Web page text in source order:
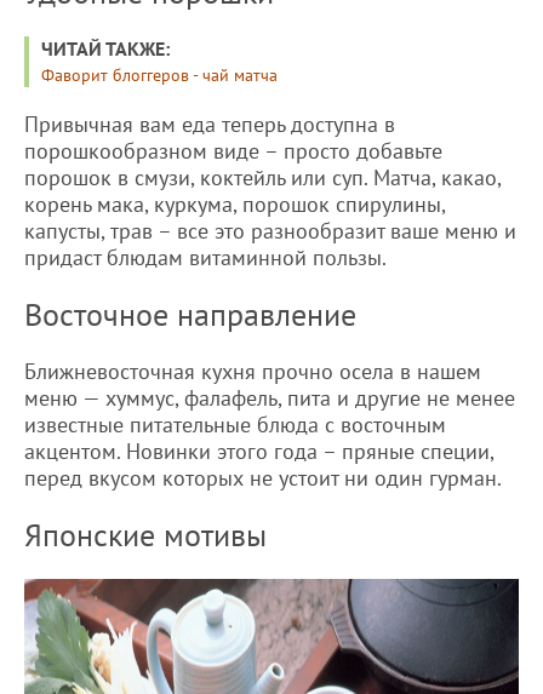
ЧИТАЙ ТАКЖЕ:
Фаворит блоггеров - чай матча
Привычная вам еда теперь доступна в
порошкообразном виде – просто добавьте
порошок в смузи, коктейль или суп. Матча, какао,
корень мака, куркума, порошок спирулины,
капусты, трав – все это разнообразит ваше меню и
придаст блюдам витаминной пользы.
Восточное направление
Ближневосточная кухня прочно осела в нашем
меню — хуммус, фалафель, пита и другие не менее
известные питательные блюда с восточным
акцентом. Новинки этого года – пряные специи,
перед вкусом которых не устоит ни один гурман.
Японские мотивы